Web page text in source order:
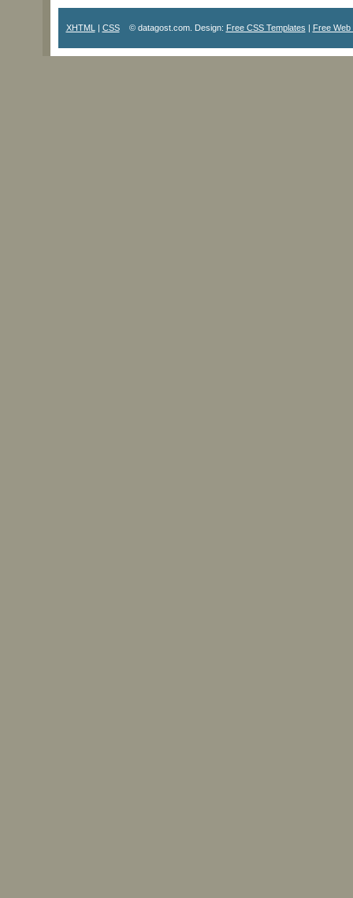
XHTML | CSS© datagost.com. Design: Free CSS Templates | Free Web